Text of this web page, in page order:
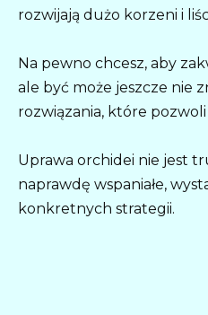
rozwijają dużo korzeni i
Na pewno chcesz, aby
ale być może jeszcze nie
rozwiązania, które
Uprawa orchidei nie jest
naprawdę wspaniałe,
konkretnych strategii.